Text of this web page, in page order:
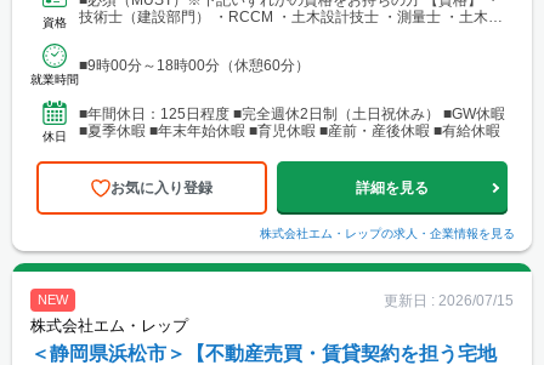
資格
技術士（建設部門） ・RCCM ・土木設計技士 ・測量士 ・土木施
就業時間
■9時00分～18時00分（休憩60分）
休日
■年間休日：125日程度 ■完全週休2日制（土日祝休み） ■GW休暇
■夏季休暇 ■年末年始休暇 ■育児休暇 ■産前・産後休暇 ■有給休暇
お気に入り登録 詳細を見る
株式会社エム・レップの求人・企業情報を見る
NEW 更新日 : 2026/07/15
株式会社エム・レップ
＜静岡県浜松市＞【不動産売買・賃貸契約を担う宅地